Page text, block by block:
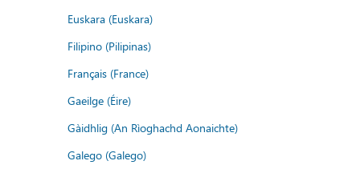
Euskara (Euskara)
Filipino (Pilipinas)
Français (France)
Gaeilge (Éire)
Gàidhlig (An Rìoghachd Aonaichte)
Galego (Galego)